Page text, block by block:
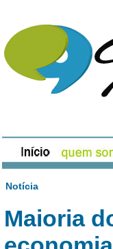
Notícia
Maioria